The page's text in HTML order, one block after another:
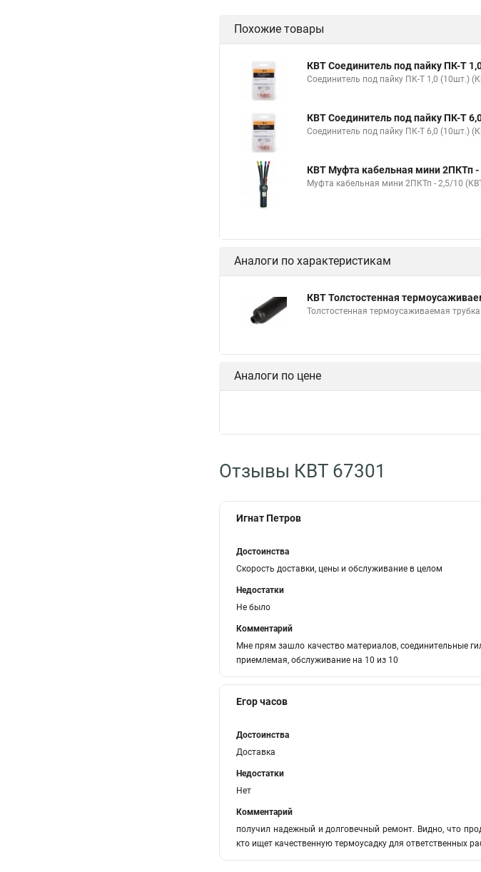
Похожие товары
КВТ Соединитель под пайку ПК-Т
Соединитель под пайку ПК-Т 1,0 (10шт.)
КВТ Соединитель под пайку ПК-Т
Соединитель под пайку ПК-Т 6,0 (10шт.)
КВТ Муфта кабельная мини 2ПКТп -
Муфта кабельная мини 2ПКТп - 2,5/10
Аналоги по характеристикам
КВТ Толстостенная
Толстостенная термоусаживаемая
Аналоги по цене
Отзывы КВТ 67301
Игнат Петров
Достоинства
Скорость доставки, цены и обслуживание в целом
Недостатки
Не было
Комментарий
Мне прям зашло качество материалов, соединительные
приемлемая, обслуживание на 10 из 10
Егор часов
Достоинства
Доставка
Недостатки
Нет
Комментарий
получил надежный и долговечный ремонт. Видно, что
кто ищет качественную термоусадку для ответственных